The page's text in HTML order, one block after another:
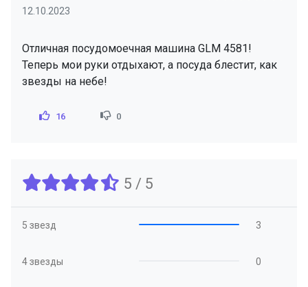
12.10.2023
Отличная посудомоечная машина GLM 4581!
Теперь мои руки отдыхают, а посуда блестит, как
звезды на небе!
16 0
5 / 5
5 звезд 3
4 звезды 0